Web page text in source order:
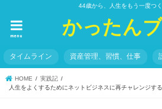
44歳から、人生をもう一度つく
かったん
menu
タイムライン 資産管理、習慣、仕事
HOME
実践記
人生をよくするためにネットビジネスに再チャレンジす